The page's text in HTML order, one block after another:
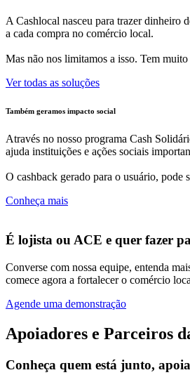
A Cashlocal nasceu para trazer dinheiro
a cada compra no comércio local.
Mas não nos limitamos a isso. Tem muito
Ver todas as soluções
Também geramos impacto social
Através no nosso programa Cash
ajuda instituições e ações sociais
O cashback gerado para o usuário, pode
Conheça mais
É lojista ou ACE e quer fazer
Converse com nossa equipe, entenda
comece agora a fortalecer o comércio
Agende uma demonstração
Apoiadores e Parceiros
Conheça quem está junto,